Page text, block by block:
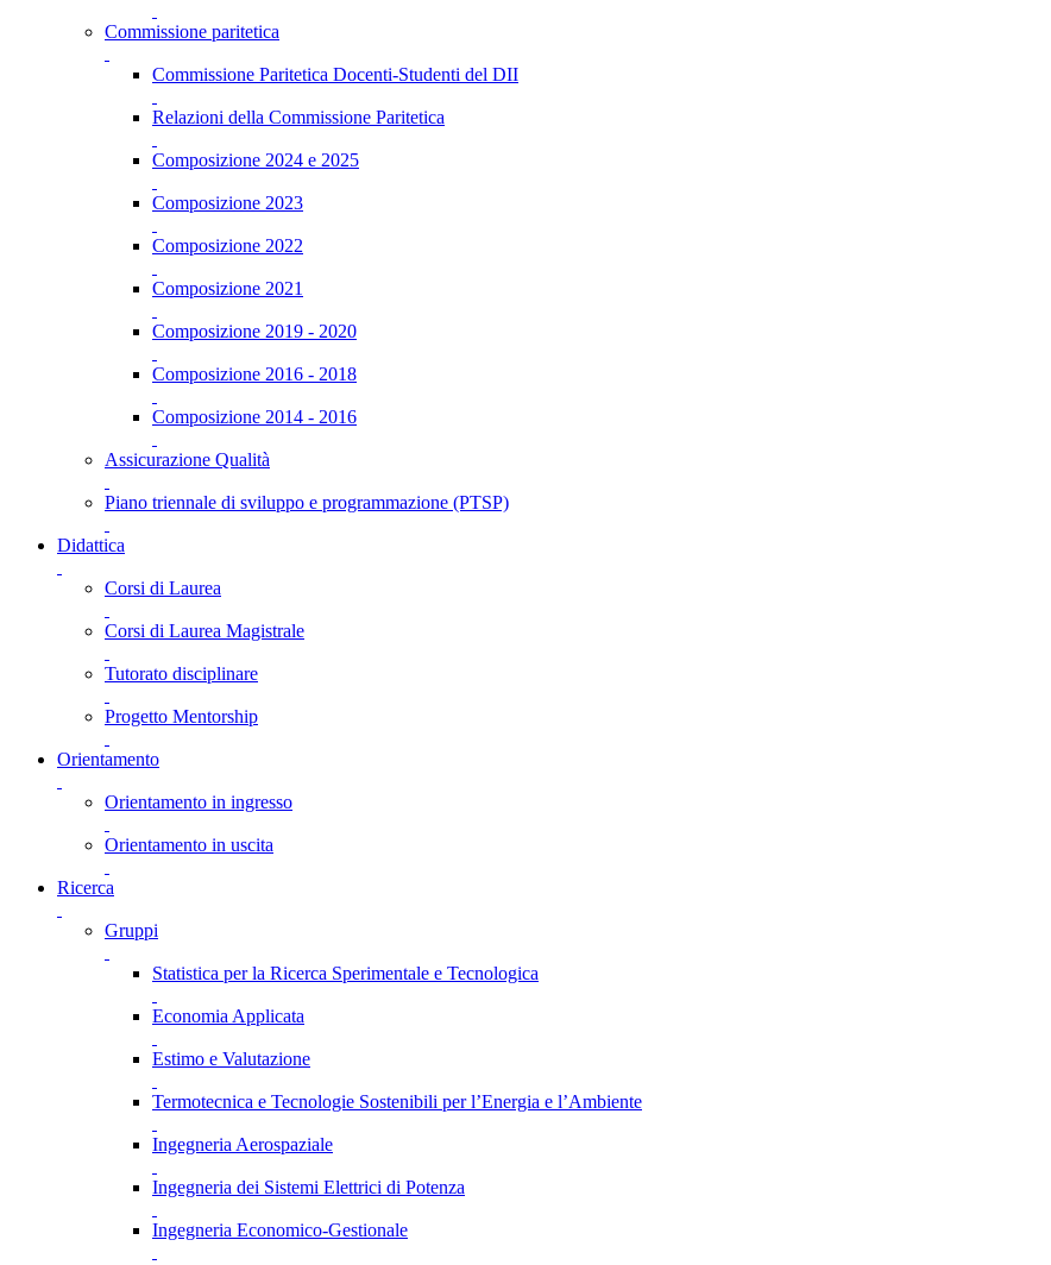
Commissione paritetica
Commissione Paritetica Docenti-Studenti del DII
Relazioni della Commissione Paritetica
Composizione 2024 e 2025
Composizione 2023
Composizione 2022
Composizione 2021
Composizione 2019 - 2020
Composizione 2016 - 2018
Composizione 2014 - 2016
Assicurazione Qualità
Piano triennale di sviluppo e programmazione (PTSP)
Didattica
Corsi di Laurea
Corsi di Laurea Magistrale
Tutorato disciplinare
Progetto Mentorship
Orientamento
Orientamento in ingresso
Orientamento in uscita
Ricerca
Gruppi
Statistica per la Ricerca Sperimentale e Tecnologica
Economia Applicata
Estimo e Valutazione
Termotecnica e Tecnologie Sostenibili per l’Energia e l’Ambiente
Ingegneria Aerospaziale
Ingegneria dei Sistemi Elettrici di Potenza
Ingegneria Economico-Gestionale